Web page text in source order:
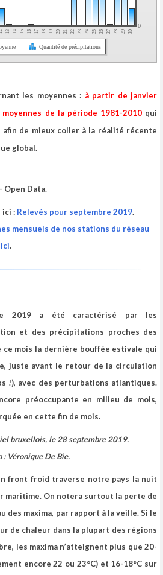
13 14 15 16 17 18 19 20 21 22 23 24 25 26 27 28 29 30
0
Quantité de précipitations
les moyennes : à partir de janvier
de la période 1981-2010qui
de mieux coller à la réalité récente
global.
Open Data.
ici : Relevés pour septembre 2019.
mensuels de nos stations du réseau
.
2019 a été caractérisé par les
et des précipitations proches des
ce mois la dernière bouffée estivale qui
juste avant le retour de la circulation
!), avec des perturbations atlantiques.
préoccupante en milieu de mois,
en cette fin de mois.
bruxellois, le 28 septembre 2019.
: Véronique De Bie.
front froid traverse notre pays la nuit
maritime. On notera surtout la perte de
des maxima, par rapport à la veille.Si le
de chaleur dans la plupart des régions
les maxima n’atteignent plus que 20-
encore 22 ou 23°C) et 16-18°C sur